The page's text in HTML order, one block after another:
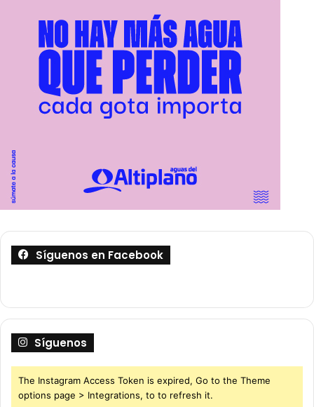
Síguenos en Facebook
Síguenos
The Instagram Access Token is expired, Go to the Theme
options page > Integrations, to to refresh it.